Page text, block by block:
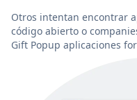
Otros intentan encontrar
código abierto o
Gift Popup aplicaciones